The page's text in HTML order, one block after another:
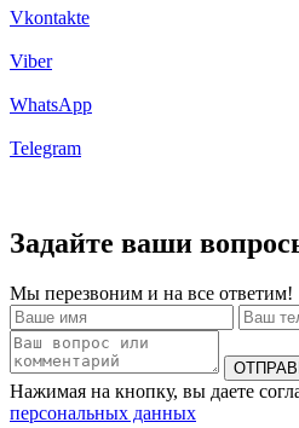
Vkontakte
Viber
WhatsApp
Telegram
Задайте ваши
Мы перезвоним и на все ответим!
Нажимая на кнопку, вы даете
персональных данных